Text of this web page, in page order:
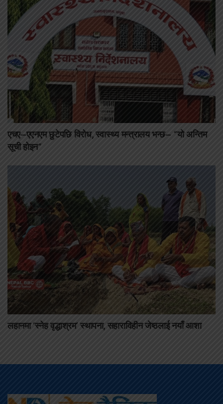
एचए–एएनएम छुटेपछि विरोध, स्वास्थ्य मन्त्रालय भन्छ– “यो अन्तिम
सूची होइन”
लहानमा ‘स्नेह वृद्धाश्रम’ स्थापना, सहाराविहीन जेष्ठलाई नयाँ आशा